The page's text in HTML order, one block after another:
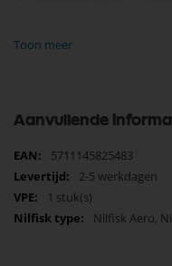
Nilfisk Attix 550-01 / 550-
Nilfisk Attix 751-11 / 751-
Nilfisk Attix 761-21 / 761-
Nilfisk Attix 763-21 / 763-2M
Nilfisk Attix 791-01 / 791-21
Nilfisk Attix 965-21 / 965-
Toon meer
Aanvullende
Meer
informatie
5711145825483
2-5 werkdagen
1 stuk(s)
Nilfisk Aero,